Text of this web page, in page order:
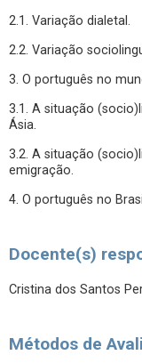
2.1. Variação dialetal.
2.2. Variação
3. O português no
3.1. A situação
Ásia.
3.2. A situação
emigração.
4. O português no
Docente(s)
Cristina dos Santos
Métodos de